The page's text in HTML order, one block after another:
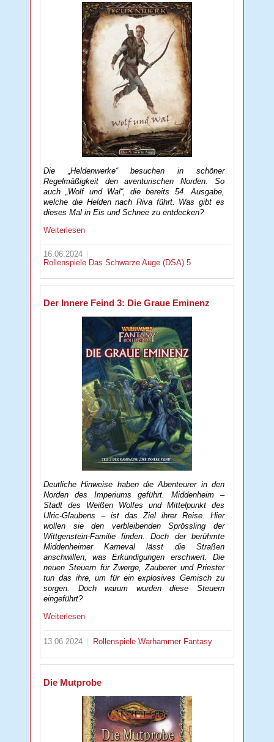
Die „Heldenwerke“ besuchen in schöner
Regelmäßigkeit den aventurischen Norden. So
auch „Wolf und Wal“, die bereits 54. Ausgabe,
welche die Helden nach Riva führt. Was gibt es
dieses Mal in Eis und Schnee zu entdecken?
Weiterlesen
16.06.2024
Rollenspiele Das Schwarze Auge (DSA) 5
Der Innere Feind 3: Die Graue Eminenz
Deutliche Hinweise haben die Abenteurer in den
Norden des Imperiums geführt. Middenheim –
Stadt des Weißen Wolfes und Mittelpunkt des
Ulric-Glaubens – ist das Ziel ihrer Reise. Hier
wollen sie den verbleibenden Sprössling der
Wittgenstein-Familie finden. Doch der berühmte
Middenheimer Karneval lässt die Straßen
anschwillen, was Erkundigungen erschwert. Die
neuen Steuern für Zwerge, Zauberer und Priester
tun das ihre, um für ein explosives Gemisch zu
sorgen. Doch warum wurden diese Steuern
eingeführt?
Weiterlesen
13.06.2024 RollenspieleWarhammer Fantasy
Die Mutprobe